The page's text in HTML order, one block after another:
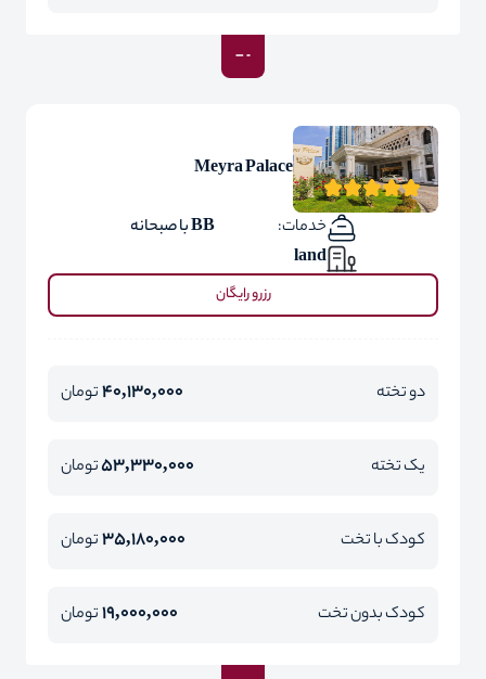
Meyra Palace
خدمات:
BB با صبحانه
land
رزرو رایگان
دو تخته 40,130,000تومان
یک تخته 53,330,000تومان
کودک با تخت 35,180,000تومان
کودک بدون تخت 19,000,000تومان